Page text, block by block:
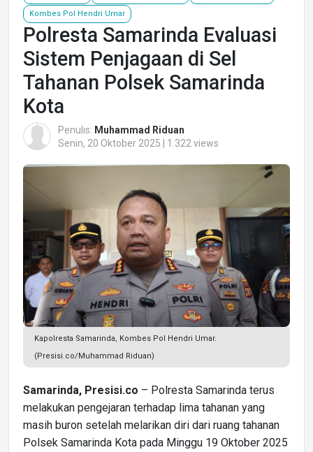
Kombes Pol Hendri Umar
Polresta Samarinda Evaluasi
Sistem Penjagaan di Sel
Tahanan Polsek Samarinda
Kota
Penulis: Muhammad Riduan
Senin, 20 Oktober 2025 | 1.322 views
Kapolresta Samarinda, Kombes Pol Hendri Umar.
(Presisi.co/Muhammad Riduan)
Samarinda, Presisi.co – Polresta Samarinda terus
melakukan pengejaran terhadap lima tahanan yang
masih buron setelah melarikan diri dari ruang tahanan
Polsek Samarinda Kota pada Minggu 19 Oktober 2025